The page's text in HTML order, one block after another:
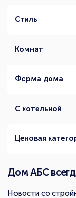
Стиль
Комнат
Форма дома
С котельной
Ценовая
Дом АБС
Новости со